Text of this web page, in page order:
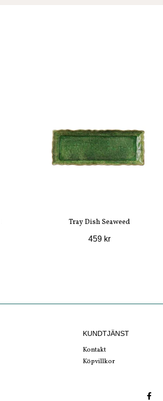
Tray Dish Seaweed
459 kr
KUNDTJÄNST
Kontakt
Köpvillkor